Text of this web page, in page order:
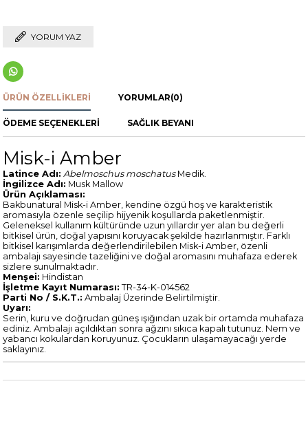
YORUM YAZ
ÜRÜN ÖZELLIKLERI YORUMLAR(0)
ÖDEME SEÇENEKLERI SAĞLIK BEYANI
Misk-i Amber
Latince Adı: Abelmoschus moschatusMedik.
İngilizce Adı: Musk Mallow
Ürün Açıklaması:
Bakbunatural Misk-i Amber, kendine özgü hoş ve karakteristik
aromasıyla özenle seçilip hijyenik koşullarda paketlenmiştir.
Geleneksel kullanım kültüründe uzun yıllardır yer alan bu değerli
bitkisel ürün, doğal yapısını koruyacak şekilde hazırlanmıştır. Farklı
bitkisel karışımlarda değerlendirilebilen Misk-i Amber, özenli
ambalajı sayesinde tazeliğini ve doğal aromasını muhafaza ederek
sizlere sunulmaktadır.
Menşei: Hindistan
İşletme Kayıt Numarası: TR-34-K-014562
Parti No / S.K.T.: Ambalaj Üzerinde Belirtilmiştir.
Uyarı:
Serin, kuru ve doğrudan güneş ışığından uzak bir ortamda muhafaza
ediniz. Ambalajı açıldıktan sonra ağzını sıkıca kapalı tutunuz. Nem ve
yabancı kokulardan koruyunuz. Çocukların ulaşamayacağı yerde
saklayınız.